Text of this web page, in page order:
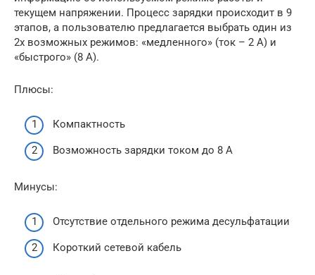
текущем напряжении. Процесс зарядки происходит в 9
этапов, а пользователю предлагается выбрать один из
2х возможных режимов: «медленного» (ток – 2 А) и
«быстрого» (8 А).
Плюсы:
Компактность
Возможность зарядки током до 8 А
Минусы:
Отсутствие отдельного режима десульфатации
Короткий сетевой кабель